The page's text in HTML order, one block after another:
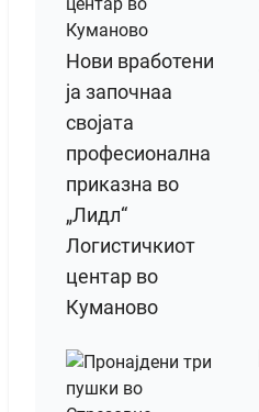
Нови вработени
ја започнаа
својата
професионална
приказна во
„Лидл“
Логистичкиот
центар во
Куманово